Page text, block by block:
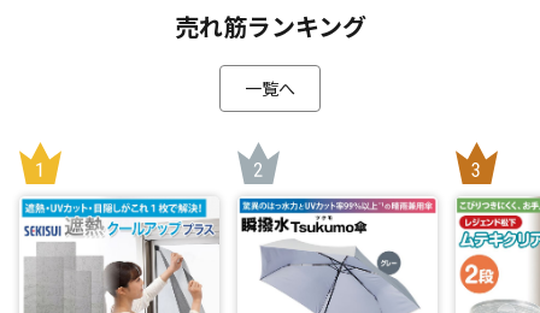
熱」を軽減することで、夏場の冷房の消費電力をおよそ18％
抑えるというデータも(*3)！夏の電気代の節約が期待できま
*2：試験装置(0.131㎥)を用いた赤外ランプ60℃法による遮熱
試験(8cm離れた対象の温度変化の測定) ※試験数値であり室
温ではありません。 一般財団法人 日本繊維製品品質技術セン
ター 福井試験センター 調べ
*3：一般財団法人建材試験センター 調べ
売れ筋ランキング
一覧へ